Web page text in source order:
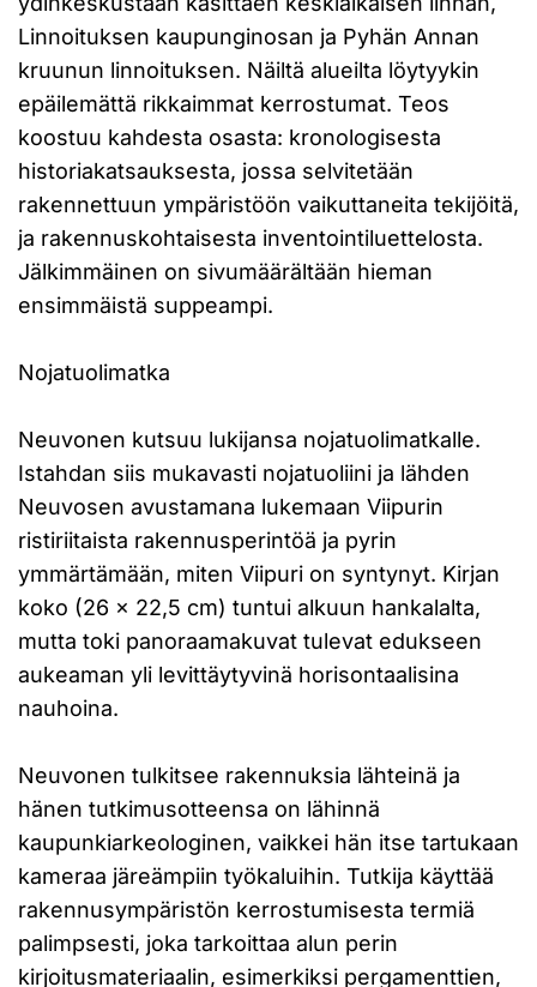
Linnoituksen kaupunginosan ja Pyhän Annan
kruunun linnoituksen. Näiltä alueilta löytyykin
epäilemättä rikkaimmat kerrostumat. Teos
koostuu kahdesta osasta: kronologisesta
historiakatsauksesta, jossa selvitetään
rakennettuun ympäristöön vaikuttaneita tekijöitä,
ja rakennuskohtaisesta inventointiluettelosta.
Jälkimmäinen on sivumäärältään hieman
ensimmäistä suppeampi.
Nojatuolimatka
Neuvonen kutsuu lukijansa nojatuolimatkalle.
Istahdan siis mukavasti nojatuoliini ja lähden
Neuvosen avustamana lukemaan Viipurin
ristiriitaista rakennusperintöä ja pyrin
ymmärtämään, miten Viipuri on syntynyt. Kirjan
koko (26 x 22,5 cm) tuntui alkuun hankalalta,
mutta toki panoraamakuvat tulevat edukseen
aukeaman yli levittäytyvinä horisontaalisina
nauhoina.
Neuvonen tulkitsee rakennuksia lähteinä ja
hänen tutkimusotteensa on lähinnä
kaupunkiarkeologinen, vaikkei hän itse tartukaan
kameraa järeämpiin työkaluihin. Tutkija käyttää
rakennusympäristön kerrostumisesta termiä
palimpsesti, joka tarkoittaa alun perin
kirjoitusmateriaalin, esimerkiksi pergamenttien,